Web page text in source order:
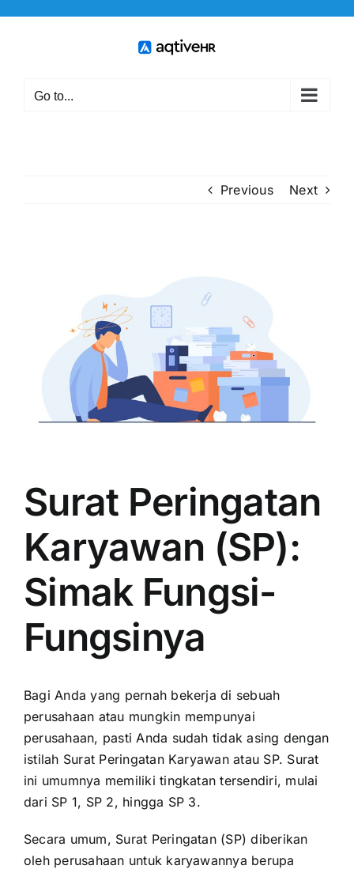
Go to...
Previous Next
Surat Peringatan
Karyawan (SP):
Simak Fungsi-
Fungsinya
Bagi Anda yang pernah bekerja di sebuah
perusahaan atau mungkin mempunyai
perusahaan, pasti Anda sudah tidak asing dengan
istilah Surat Peringatan Karyawan atau SP. Surat
ini umumnya memiliki tingkatan tersendiri, mulai
dari SP 1, SP 2, hingga SP 3.
Secara umum, Surat Peringatan (SP) diberikan
oleh perusahaan untuk karyawannya berupa